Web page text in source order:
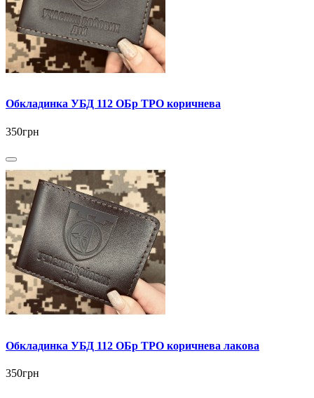
Обкладинка УБД 112 ОБр ТРО коричнева
350грн
Обкладинка УБД 112 ОБр ТРО коричнева лакова
350грн